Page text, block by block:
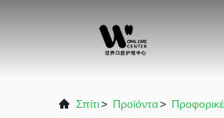
Σπίτι> Προϊόντα>